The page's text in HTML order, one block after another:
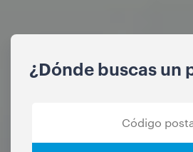
¿Dónde buscas un